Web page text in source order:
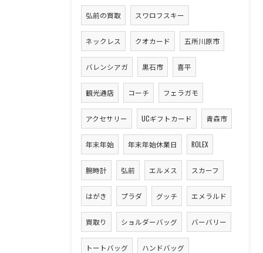
弘前の買取 スワロフスキー
ネックレス クオカード 五所川原市
バレンシアガ 黒石市 喜平
観光通店 コーチ フェラガモ
アクセサリー UCギフトカード 青森市
年末年始 年末年始休業日 ROLEX
腕時計 弘前 エルメス スカーフ
はがき プラダ グッチ エメラルド
買取り ショルダーバッグ バーバリー
トートバッグ ハンドバッグ